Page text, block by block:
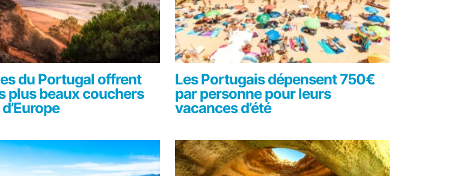
du Portugal offrent
plus beaux couchers
Les Portugais dépensent 750€
par personne pour leurs
vacances d’été